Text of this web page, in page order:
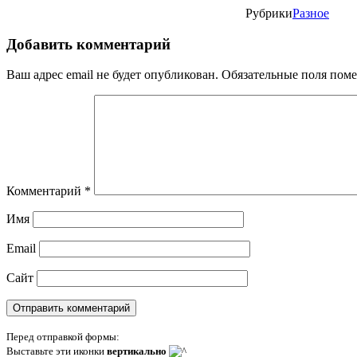
РубрикиРазное
Добавить комментарий
Ваш адрес email не будет опубликован. Обязательные поля
Комментарий *
Имя
Email
Сайт
Перед отправкой формы:
Выставьте эти иконки вертикально